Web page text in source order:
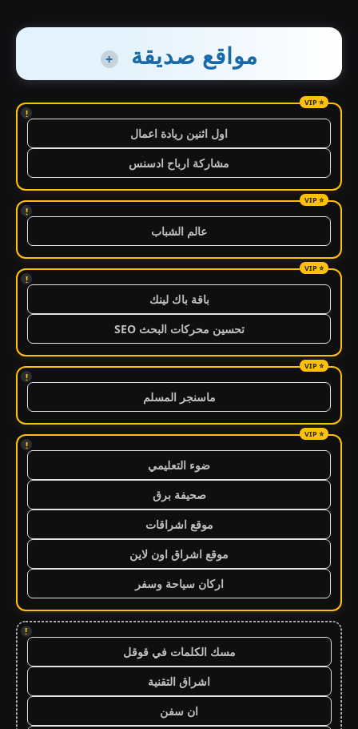
مواقع صديقة +
!
اول اثنين ريادة اعمال
مشاركة ارباح ادسنس
!
عالم الشباب
!
باقة باك لينك
تحسين محركات البحث SEO
!
ماسنجر المسلم
!
ضوء التعليمي
صحيفة برق
موقع اشراقات
موقع اشراق اون لاين
اركان سياحة وسفر
!
مسك الكلمات في قوقل
اشراق التقنية
ان سفن